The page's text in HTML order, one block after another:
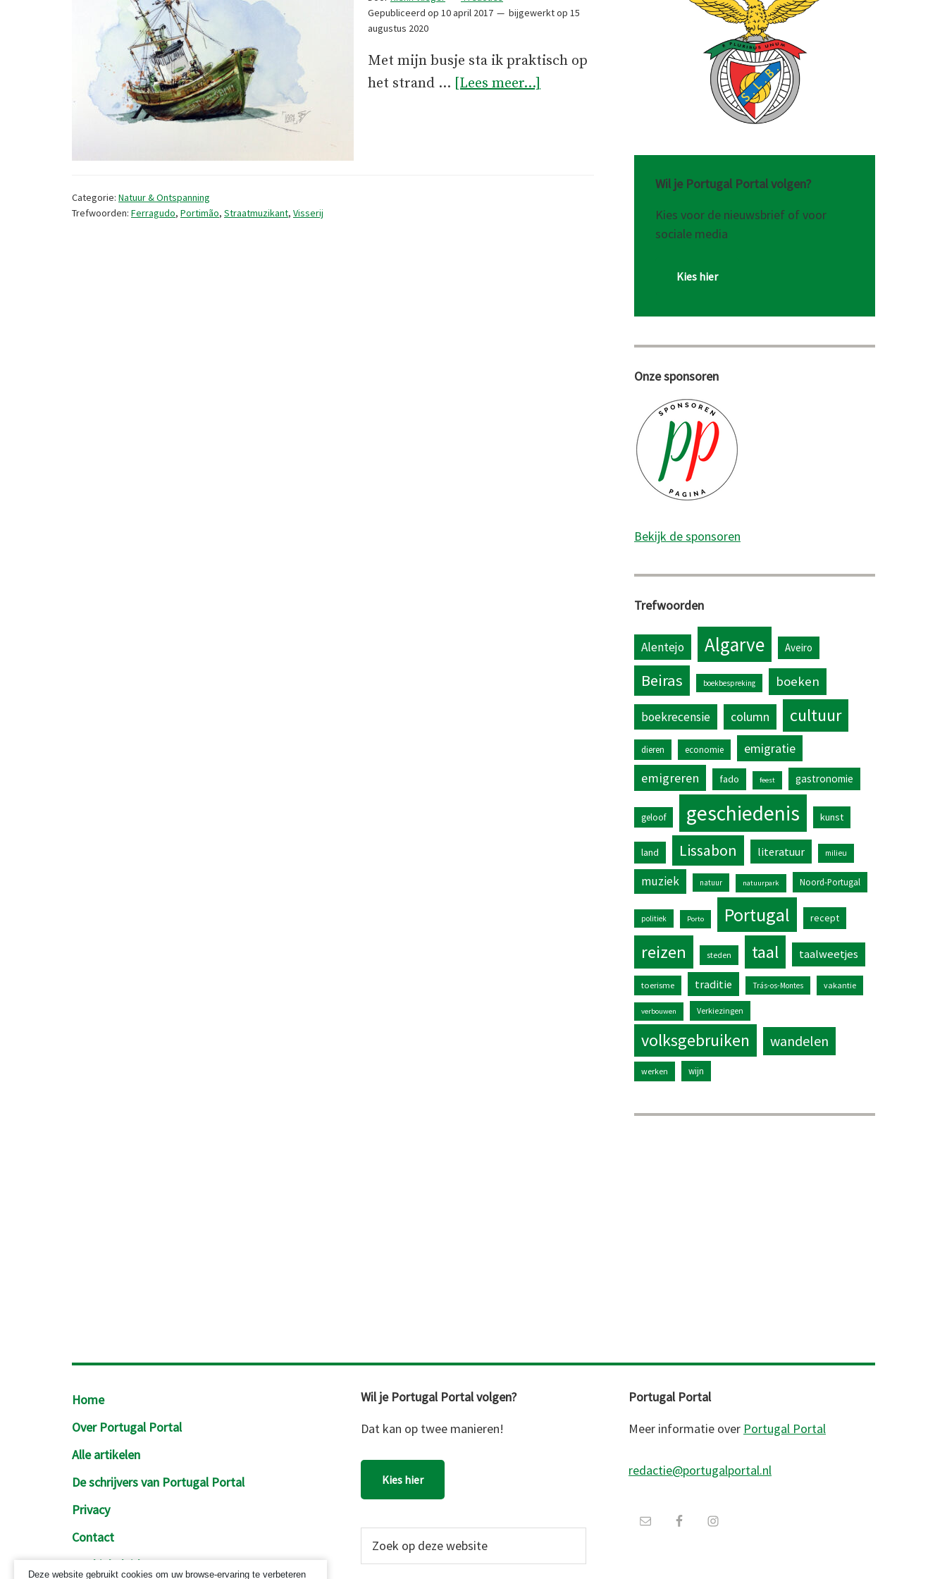
Gepubliceerd op 10 april 2017 bijgewerkt op 15
augustus 2020
Met mijn busje sta ik praktisch op
het strand … [Lees meer...]
Categorie: Natuur & Ontspanning
Trefwoorden: Ferragudo, Portimão, Straatmuzikant, Visserij
Wil je Portugal Portal volgen?
Kies voor de nieuwsbrief of voor
sociale media
Kies hier
Onze sponsoren
Bekijk de sponsoren
Trefwoorden
Alentejo Algarve Aveiro
Beiras boekbespreking boeken
boekrecensie column cultuur
dieren economie
emigratie
emigreren
fado feest gastronomie
geloof geschiedenis kunst
land Lissabon literatuur milieu
muziek natuur natuurpark Noord-Portugal
politiek Porto Portugal recept
reizen steden taal taalweetjes
toerisme traditie Trás-os-Montes vakantie
verbouwen Verkiezingen
volksgebruiken wandelen
werken wijn
Footer
Home
Over Portugal Portal
Alle artikelen
De schrijvers van Portugal Portal
Privacy
Contact
Cookiebeleid
Wil je Portugal Portal volgen?
Dat kan op twee manieren!
Kies hier
Portugal Portal
Meer informatie over Portugal Portal
redactie@portugalportal.nl
Deze website gebruikt cookies om uw browse-ervaring te verbeteren